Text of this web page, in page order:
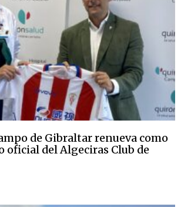
de Gibraltar renueva como
oficial del Algeciras Club de